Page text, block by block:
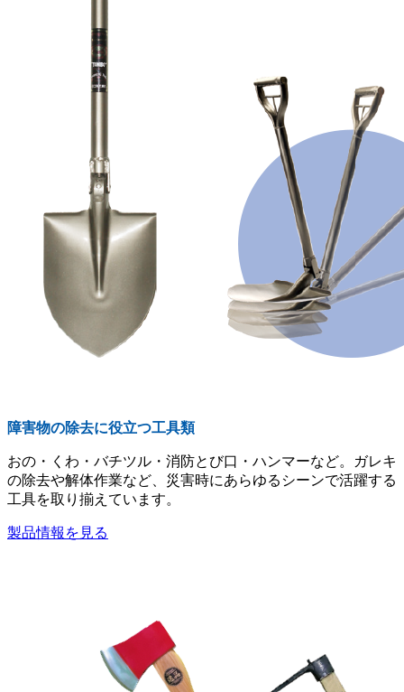
障害物の除去に役立つ工具類
おの・くわ・バチツル・消防とび口・ハンマーなど。ガレキ
の除去や解体作業など、災害時にあらゆるシーンで活躍する
工具を取り揃えています。
製品情報を見る